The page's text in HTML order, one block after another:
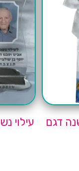
דגם
עילוי